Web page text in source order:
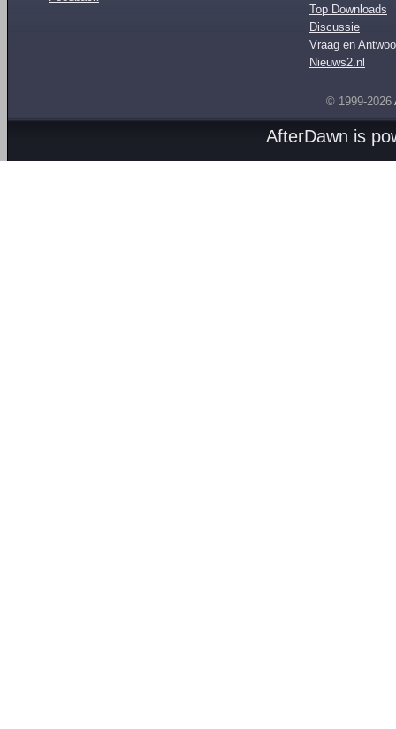
Top Downloads
Discussie
Vraag en
Nieuws2.nl
© 1999-2026
AfterDawn is